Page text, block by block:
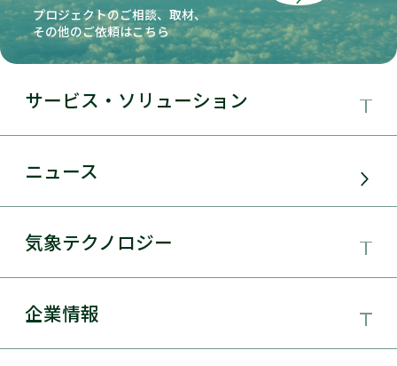
プロジェクトのご相談、取材、
その他のご依頼はこちら
サービス・ソリューション
事業領域
サービス・ソリューション
太陽光発電
ニュース
気象テクノロジー
気象テクノロジー
総合数値気象予測システムSYNFOS
企業情報